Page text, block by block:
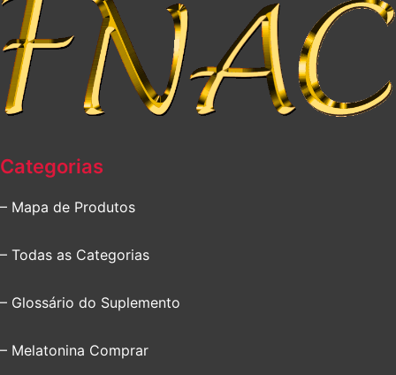
Categorias
– Mapa de Produtos
– Todas as Categorias
– Glossário do Suplemento
– Melatonina Comprar